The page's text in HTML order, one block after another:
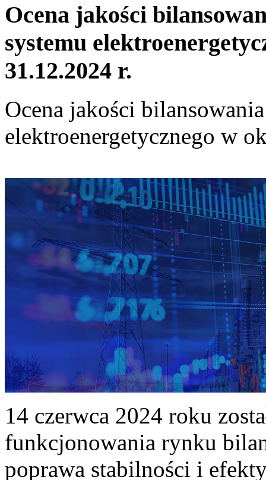
Ocena jakości
systemu
31.12.2024 r.
Ocena jakości
elektroenergetycznego w
14 czerwca 2024 roku
funkcjonowania rynku
poprawa stabilności i